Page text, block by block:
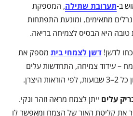
ב-תערובת שתילה, המספקת
מתאימים, ומונעת התפתחות
טובה היא הבסיס לצמיחה בריאה.
לדשן!דשן לצמחי בית מספק את
– עידוד צמיחה, התחדשות עלים
היצרן.
עלים ייתן לצמח מראה זוהר ונקי.
את קליטת האור של הצמח ומאפשר לו